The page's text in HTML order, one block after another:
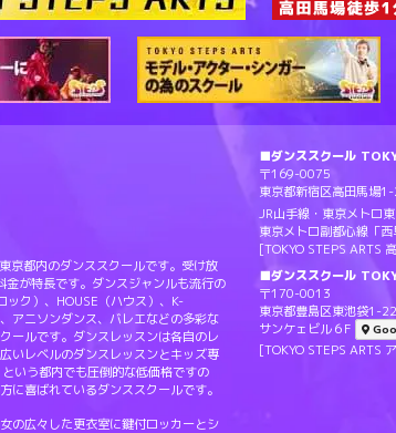
京都内のダンススクールです。受け放
が特長です。ダンスジャンルも流行の
ック）、HOUSE（ハウス）、K-
アニソンダンス、バレエなどの多彩な
ールです。ダンスレッスンは各自のレ
いレベルのダンスレッスンとキッズ専
いう都内でも圧倒的な低価格ですの
に喜ばれているダンススクールです。
の広々した更衣室に鍵付ロッカーとシ
■ダンススクール
〒169-0075
東京都新宿区高田馬場
JR山手線・東京メトロ
東京メトロ副都心線「
[TOKYO STEPS ARTS
■ダンススクール
〒170-0013
東京都豊島区東池袋1-
サンケェビル６F
[TOKYO STEPS ARTS